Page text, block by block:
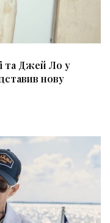
та Джей Ло у
нову